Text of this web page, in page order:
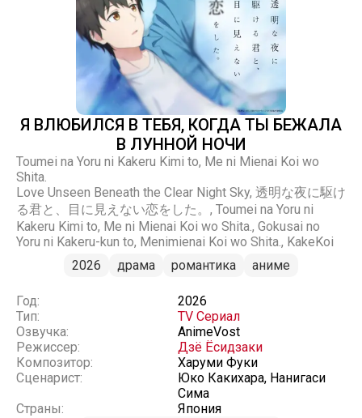
Я ВЛЮБИЛСЯ В ТЕБЯ, КОГДА ТЫ БЕЖАЛА
В ЛУННОЙ НОЧИ
Toumei na Yoru ni Kakeru Kimi to, Me ni Mienai Koi wo
Shita.
Love Unseen Beneath the Clear Night Sky, 透明な夜に駆け
る君と、目に見えない恋をした。, Toumei na Yoru ni
Kakeru Kimi to, Me ni Mienai Koi wo Shita., Gokusai no
Yoru ni Kakeru-kun to, Menimienai Koi wo Shita., KakeKoi
2026
драма романтика аниме
Год:
2026
Тип:
TV Сериал
Озвучка:
AnimeVost
Режиссер:
Дзё Ёсидзаки
Композитор:
Харуми Фуки
Сценарист:
Юко Какихара, Нанигаси
Сима
Страны:
Япония